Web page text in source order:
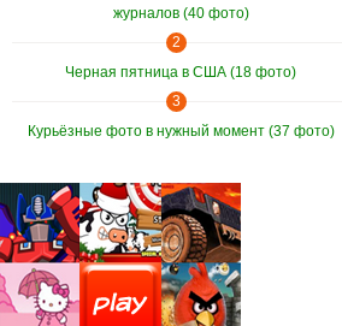
журналов (40 фото)
2
Черная пятница в США (18 фото)
3
Курьёзные фото в нужный момент (37 фото)